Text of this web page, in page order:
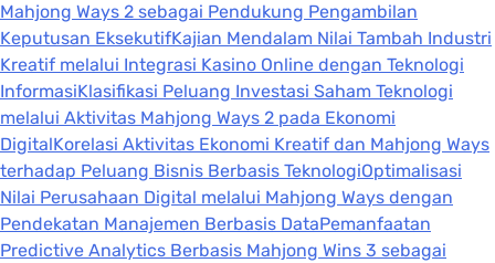
Mahjong Ways 2 sebagai Pendukung Pengambilan
Keputusan EksekutifKajian Mendalam Nilai Tambah Industri
Kreatif melalui Integrasi Kasino Online dengan Teknologi
InformasiKlasifikasi Peluang Investasi Saham Teknologi
melalui Aktivitas Mahjong Ways 2 pada Ekonomi
DigitalKorelasi Aktivitas Ekonomi Kreatif dan Mahjong Ways
terhadap Peluang Bisnis Berbasis TeknologiOptimalisasi
Nilai Perusahaan Digital melalui Mahjong Ways dengan
Pendekatan Manajemen Berbasis DataPemanfaatan
Predictive Analytics Berbasis Mahjong Wins 3 sebagai